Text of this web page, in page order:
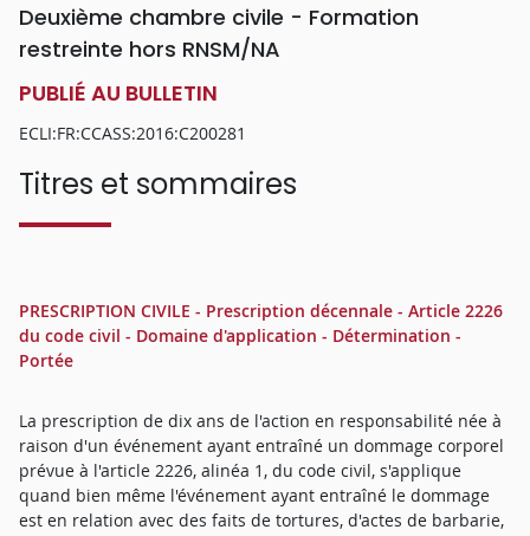
Deuxième chambre civile - Formation
restreinte hors RNSM/NA
PUBLIÉ AU BULLETIN
ECLI:FR:CCASS:2016:C200281
Titres et sommaires
PRESCRIPTION CIVILE - Prescription décennale - Article 2226
du code civil - Domaine d'application - Détermination -
Portée
La prescription de dix ans de l'action en responsabilité née à
raison d'un événement ayant entraîné un dommage corporel
prévue à l'article 2226, alinéa 1, du code civil, s'applique
quand bien même l'événement ayant entraîné le dommage
est en relation avec des faits de tortures, d'actes de barbarie,